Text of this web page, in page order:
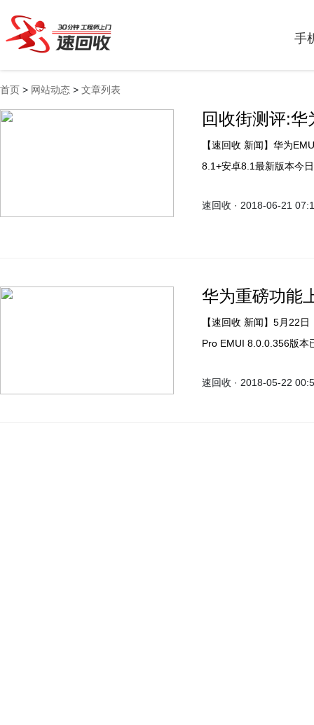
手
首页 > 网站动态 > 文章列表
回收街测评:
【速回收 新闻】华为EMUI官方微博昨天宣布，华为Mate 10、Mate 10 Pro EMUI
8.1+安卓8.1最新版本今
速回收 · 2018-06-21
华为重磅功能
【速回收 新闻】5月22日，华为EMUI官方微博发布公告，华为Mate 9和Mate 9
Pro EMUI 8.0.0.356版本
速回收 · 2018-05-22